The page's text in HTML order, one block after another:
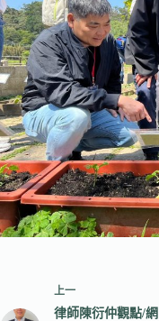
上一
律師陳衍仲觀點/網